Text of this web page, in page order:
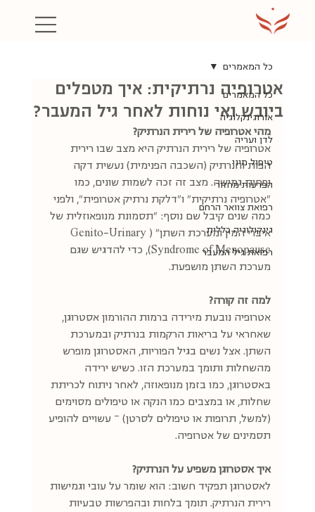
כל המאמרים
אורוגינקלוגיה
לדן ועריה
טיפול מיני
הפרעות מחזור
רפואת צוואר הרחם
גינקולוגיה כללית
רפואת גיל המעבר
כל המאמרים
אטרופיה נרתיקית: איך מטפלים
ביובש ואי נוחות לאחר גיל המעבר?
מהי אטרופיה של רירית הנרתיק?
אטרופיה של רירית הנרתיק היא מצב שבו רירית
הפות והנרתיק (השכבה הפנימית) נעשית דקה
ופחות גמישה. מצב זה זכה לשמות שונים, כמו
"אטרופיה נרתיקית" ו"דלקת נרתיק אטרופית", ולפני
כמה שנים קיבל שם נוסף: "תסמונת מנופאוזלית של
איברי המין ומערכת השתן" (Genito-Urinary
Syndrome of Menopause), כדי להדגיש שגם
מערכת השתן מושפעת.
למה זה קורה?
אטרופיה נובעת מירידה ברמות ההורמון אסטרוגן,
שאחראי על בריאות הרקמות בנרתיק ובמערכת
השתן. אצל נשים בגיל הפוריות, האסטרוגן מופרש
מהשחלות ותומך במערכת הזו. כשיש ירידה
באסטרוגן, כמו בזמן מנופאוזה, לאחר ניתוח לכריתת
שחלות, או במצבים כמו הנקה או טיפולים מסוימים
(למשל, תרופות או טיפולים לסרטן) – עשויים להופיע
תסמינים של אטרופיה.
איך אסטרוגן משפיע על הנרתיק?
לאסטרוגן תפקיד חשוב: הוא שומר על עובי וגמישות
רירית הנרתיק. תומך בלחות ובהפרשות טבעיות